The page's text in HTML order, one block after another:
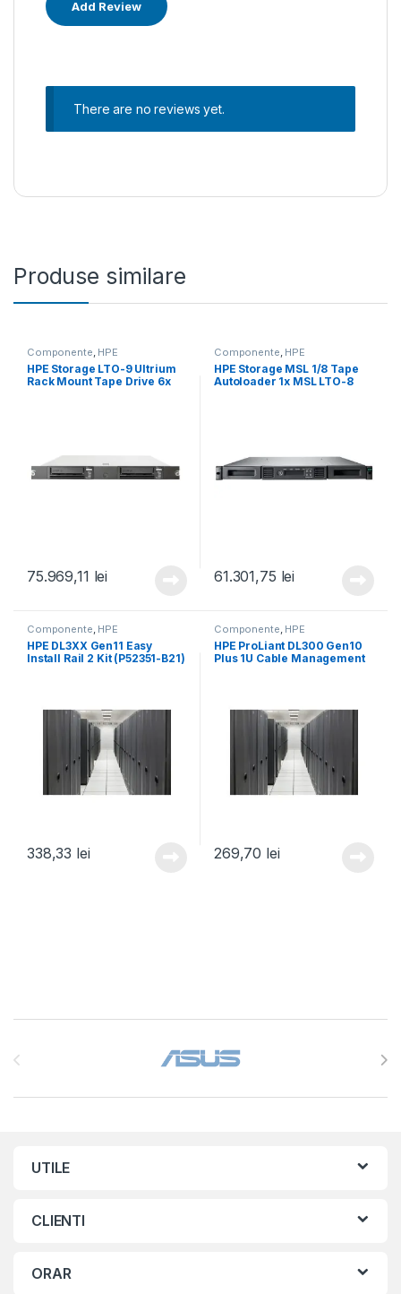
There are no reviews yet.
Produse similare
Componente, HPE
HPE Storage LTO-9 Ultrium
Rack Mount Tape Drive 6x
75.969,11 lei
Componente, HPE
HPE Storage MSL 1/8 Tape
Autoloader 1x MSL LTO-8
61.301,75 lei
Componente HPE
HPE DL3XX Gen11 Easy
Install Rail 2 Kit (P52351-B21)
338,33 lei
Componente HPE
HPE ProLiant DL300 Gen10
Plus 1U Cable Management
269,70 lei
UTILE
CLIENTI
ORAR